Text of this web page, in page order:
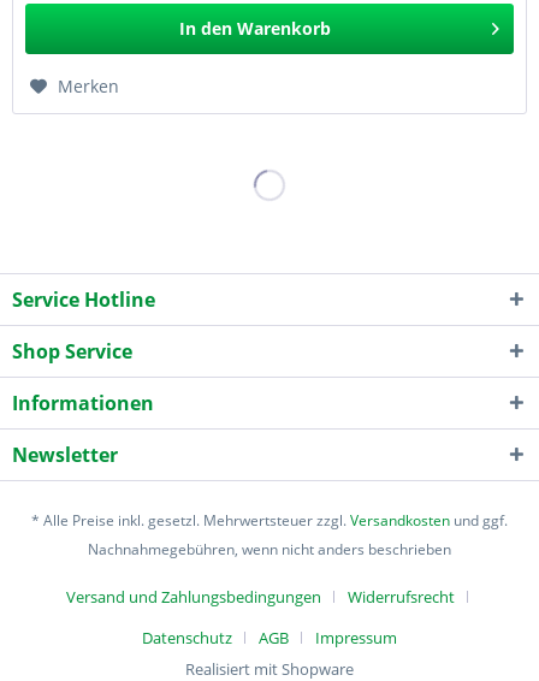
In den Warenkorb
Merken
Service Hotline
Shop Service
Informationen
Newsletter
* Alle Preise inkl. gesetzl. Mehrwertsteuer zzgl.Versandkosten und ggf.
Nachnahmegebühren, wenn nicht anders beschrieben
Versand und Zahlungsbedingungen
Widerrufsrecht
Datenschutz
AGB
Impressum
Realisiert mit Shopware